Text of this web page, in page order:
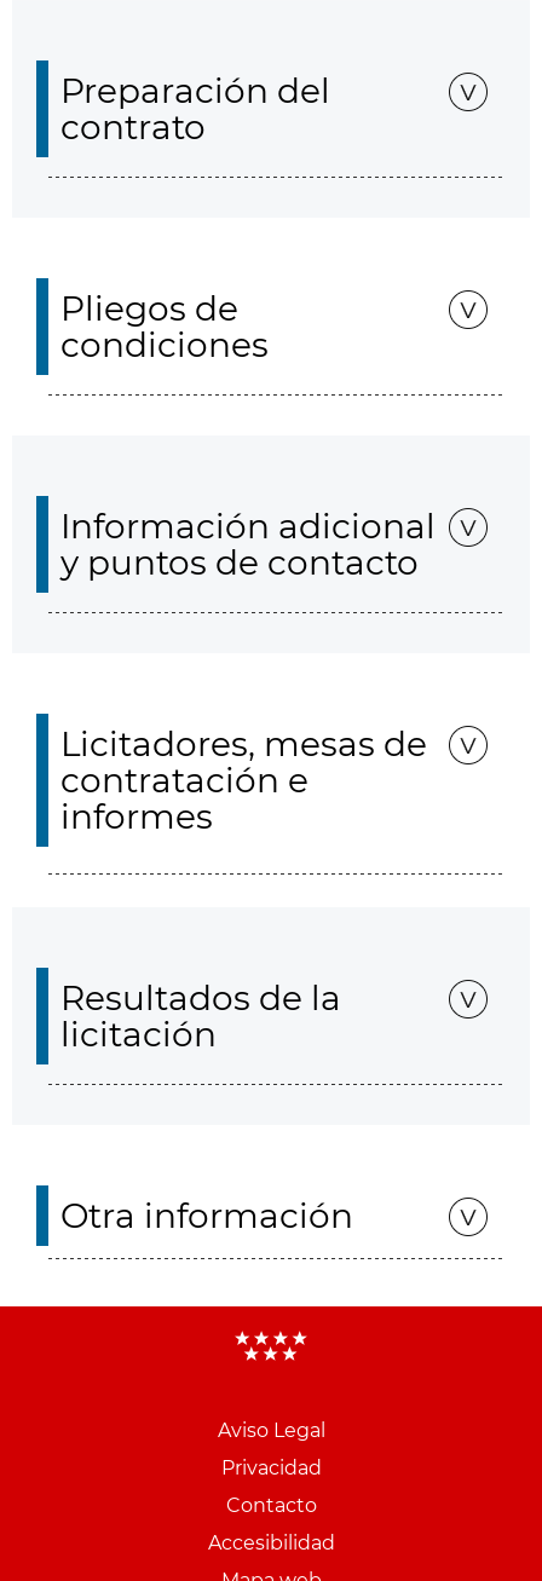
Preparación del
contrato
Pliegos de
condiciones
Información adicional
y puntos de contacto
Licitadores, mesas de
contratación e
informes
Resultados de la
licitación
Otra información
Aviso Legal
Privacidad
Contacto
Accesibilidad